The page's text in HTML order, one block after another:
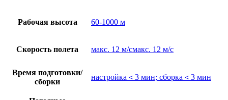
Рабочая высота 60-1000 м
Скорость полета макс. 12 м/смакс. 12 м/с
Время подготовки/
сборки
настройка＜3 мин; сборка＜3 мин